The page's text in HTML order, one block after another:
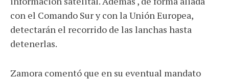
con el Comando Sur y con la Unión Europea,
detectarán el recorrido de las lanchas hasta
detenerlas.
Zamora comentó que en su eventual mandato